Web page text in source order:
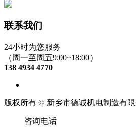
联系我们
24小时为您服务
（周一至周五9:00~18:00）
138 4934 4770
版权所有 © 新乡市德诚机电制造有
咨询电话